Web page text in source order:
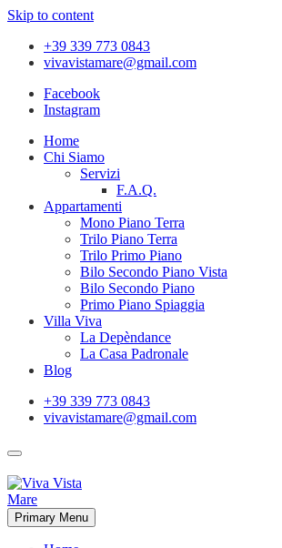
Skip to content
+39 339 773 0843
vivavistamare@gmail.com
Facebook
Instagram
Home
Chi Siamo
Servizi
F.A.Q.
Appartamenti
Mono Piano Terra
Trilo Piano Terra
Trilo Primo Piano
Bilo Secondo Piano Vista
Bilo Secondo Piano
Primo Piano Spiaggia
Villa Viva
La Depèndance
La Casa Padronale
Blog
+39 339 773 0843
vivavistamare@gmail.com
Primary Menu